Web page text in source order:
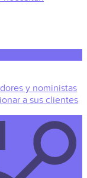
y noministas
a sus clientes